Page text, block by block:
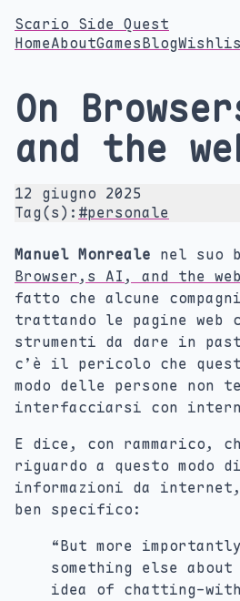
Scario Side Quest
HomeAboutGamesBlog
On
and the
12 giugno 2025
Tag(s): #personale
Manuel Monreale nel suo
Browser,s AI, and the web
fatto che alcune
trattando le pagine web
strumenti da dare in
c’è il pericolo che
modo delle persone non
interfacciarsi con
E dice, con rammarico,
riguardo a questo modo
informazioni da
ben specifico:
“But more
something else
idea of chatting-